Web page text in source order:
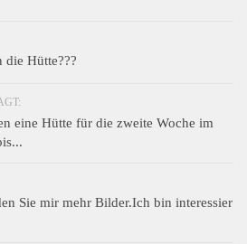
die Hütte???
eine Hütte für die zweite Woche im
Sie mir mehr Bilder.Ich bin interessier